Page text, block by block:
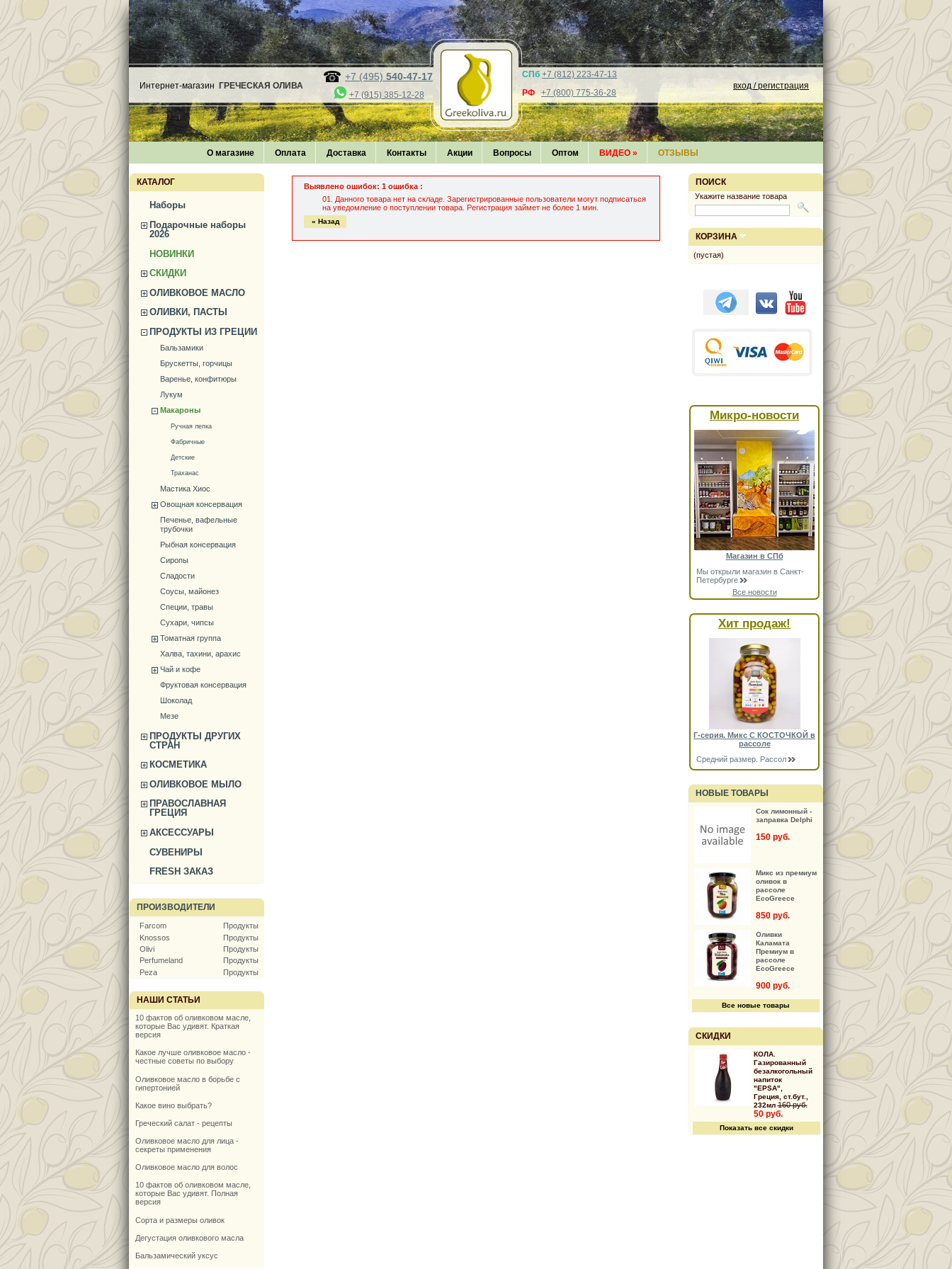
Интернет-магазин ГРЕЧЕСКАЯ ОЛИВА
+7 (495) 540-47-17
+7 (915) 385-12-28
СПб +7 (812) 223-47-13
РФ +7 (800) 775-36-28
вход / регистрация
О магазине Оплата Доставка Контакты Акции Вопросы Оптом ВИДЕО » ОТЗЫВЫ
КАТАЛОГ
Наборы
Подарочные наборы
2026
НОВИНКИ
СКИДКИ
ОЛИВКОВОЕ МАСЛО
ОЛИВКИ, ПАСТЫ
ПРОДУКТЫ ИЗ ГРЕЦИИ
Бальзамики
Брускетты, горчицы
Варенье, конфитюры
Лукум
Макароны
Ручная лепка
Фабричные
Детские
Траханас
Мастика Хиос
Овощная консервация
Печенье, вафельные
трубочки
Рыбная консервация
Сиропы
Сладости
Соусы, майонез
Специи, травы
Сухари, чипсы
Томатная группа
Халва, тахини, арахис
Чай и кофе
Фруктовая консервация
Шоколад
Мезе
ПРОДУКТЫ ДРУГИХ
СТРАН
КОСМЕТИКА
ОЛИВКОВОЕ МЫЛО
ПРАВОСЛАВНАЯ
ГРЕЦИЯ
АКСЕССУАРЫ
СУВЕНИРЫ
FRESH ЗАКАЗ
ПРОИЗВОДИТЕЛИ
Farcom
Продукты
Knossos
Продукты
Olivi
Продукты
Perfumeland
Продукты
Peza
Продукты
НАШИ СТАТЬИ
10 фактов об оливковом масле,
которые Вас удивят. Краткая
версия
Какое лучше оливковое масло -
честные советы по выбору
Оливковое масло в борьбе с
гипертонией
Какое вино выбрать?
Греческий салат - рецепты
Оливковое масло для лица -
секреты применения
Оливковое масло для волос
10 фактов об оливковом масле,
которые Вас удивят. Полная
версия
Сорта и размеры оливок
Дегустация оливкового масла
Бальзамический уксус
Выявлено ошибок: 1 ошибка :
Данного товара нет на складе. Зарегистрированные пользователи могут подписаться
на уведомление о поступлении товара. Регистрация займет не более 1 мин.
« Назад
ПОИСК
Укажите название товара
КОРЗИНА
(пустая)
Микро-новости
Магазин в СПб
Мы открыли магазин в Санкт-
Петербурге
Все новости
Хит продаж!
Г-серия. Микс С КОСТОЧКОЙ в
рассоле
Средний размер. Рассол
НОВЫЕ ТОВАРЫ
Сок лимонный -
заправка Delphi
150 руб.
Микс из премиум
оливок в
рассоле
EcoGreece
850 руб.
Оливки
Каламата
Премиум в
рассоле
EcoGreece
900 руб.
Все новые товары
СКИДКИ
КОЛА.
Газированный
безалкогольный
напиток
"EPSA",
Греция, ст.бут.,
232мл 160 руб.
50 руб.
Показать все скидки